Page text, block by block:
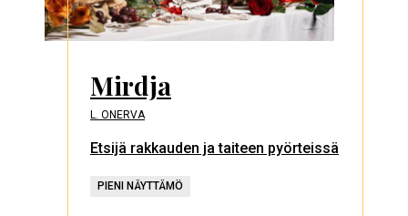
Mirdja
L. ONERVA
Etsijä rakkauden ja taiteen pyörteissä
PIENI NÄYTTÄMÖ